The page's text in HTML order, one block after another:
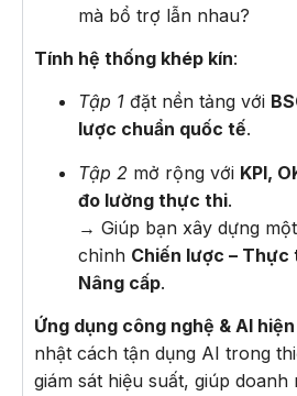
mà bổ trợ lẫn nhau?
Tính hệ thống khép kín:
Tập 1 đặt nền tảng với
lược chuẩn quốc tế.
Tập 2 mở rộng với KPI,
đo lường thực thi.
→ Giúp bạn xây dựng
chỉnh Chiến lược – Thực
Nâng cấp.
Ứng dụng công nghệ & AI
nhật cách tận dụng AI trong
giám sát hiệu suất, giúp doanh